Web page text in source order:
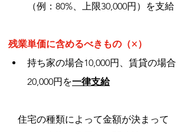
（例：80%、上限30,000円）を支給
残業単価に含めるべきもの（×）
持ち家の場合10,000円、賃貸の場合
20,000円を一律支給
住宅の種類によって金額が決まって